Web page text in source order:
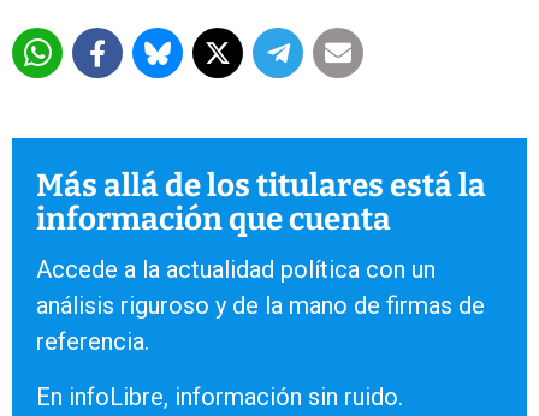
Más allá de los titulares está la
información que cuenta
Accede a la actualidad política con un
análisis riguroso y de la mano de firmas de
referencia.
En infoLibre, información sin ruido.